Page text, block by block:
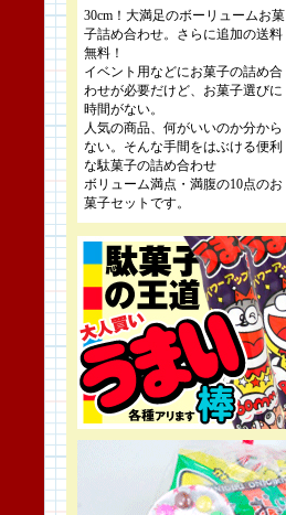
30cm！大満足のボーリュームお菓
子詰め合わせ。さらに追加の送料
無料！
イベント用などにお菓子の詰め合
わせが必要だけど、お菓子選びに
時間がない。
人気の商品、何がいいのか分から
ない。そんな手間をはぶける便利
な駄菓子の詰め合わせ
ボリューム満点・満腹の10点のお
菓子セットです。